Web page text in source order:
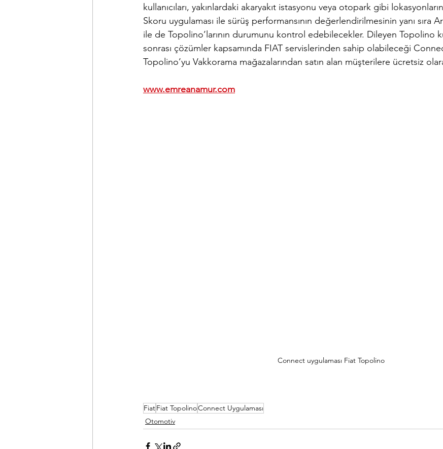
kullanıcıları, yakınlardaki akaryakıt istasyonu veya otopark gibi
Skoru uygulaması ile sürüş performansının değerlendirilmesinin yanı sıra
ile de Topolino’larının durumunu kontrol edebilecekler. Dileyen Topolino
sonrası çözümler kapsamında FIAT servislerinden sahip olabileceği
Topolino’yu Vakkorama mağazalarından satın alan müşterilere ücretsiz
www.emreanamur.com
Connect uygulaması Fiat Topolino
FiatFiat TopolinoConnect Uygulaması
Otomotiv